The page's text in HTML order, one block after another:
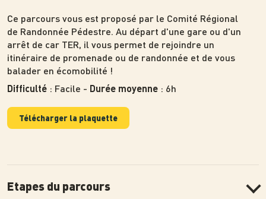
Ce parcours vous est proposé par le Comité Régional
de Randonnée Pédestre. Au départ d'une gare ou d'un
arrêt de car TER, il vous permet de rejoindre un
itinéraire de promenade ou de randonnée et de vous
balader en écomobilité !
Difficulté : Facile - Durée moyenne : 6h
Télécharger la plaquette
Etapes du parcours